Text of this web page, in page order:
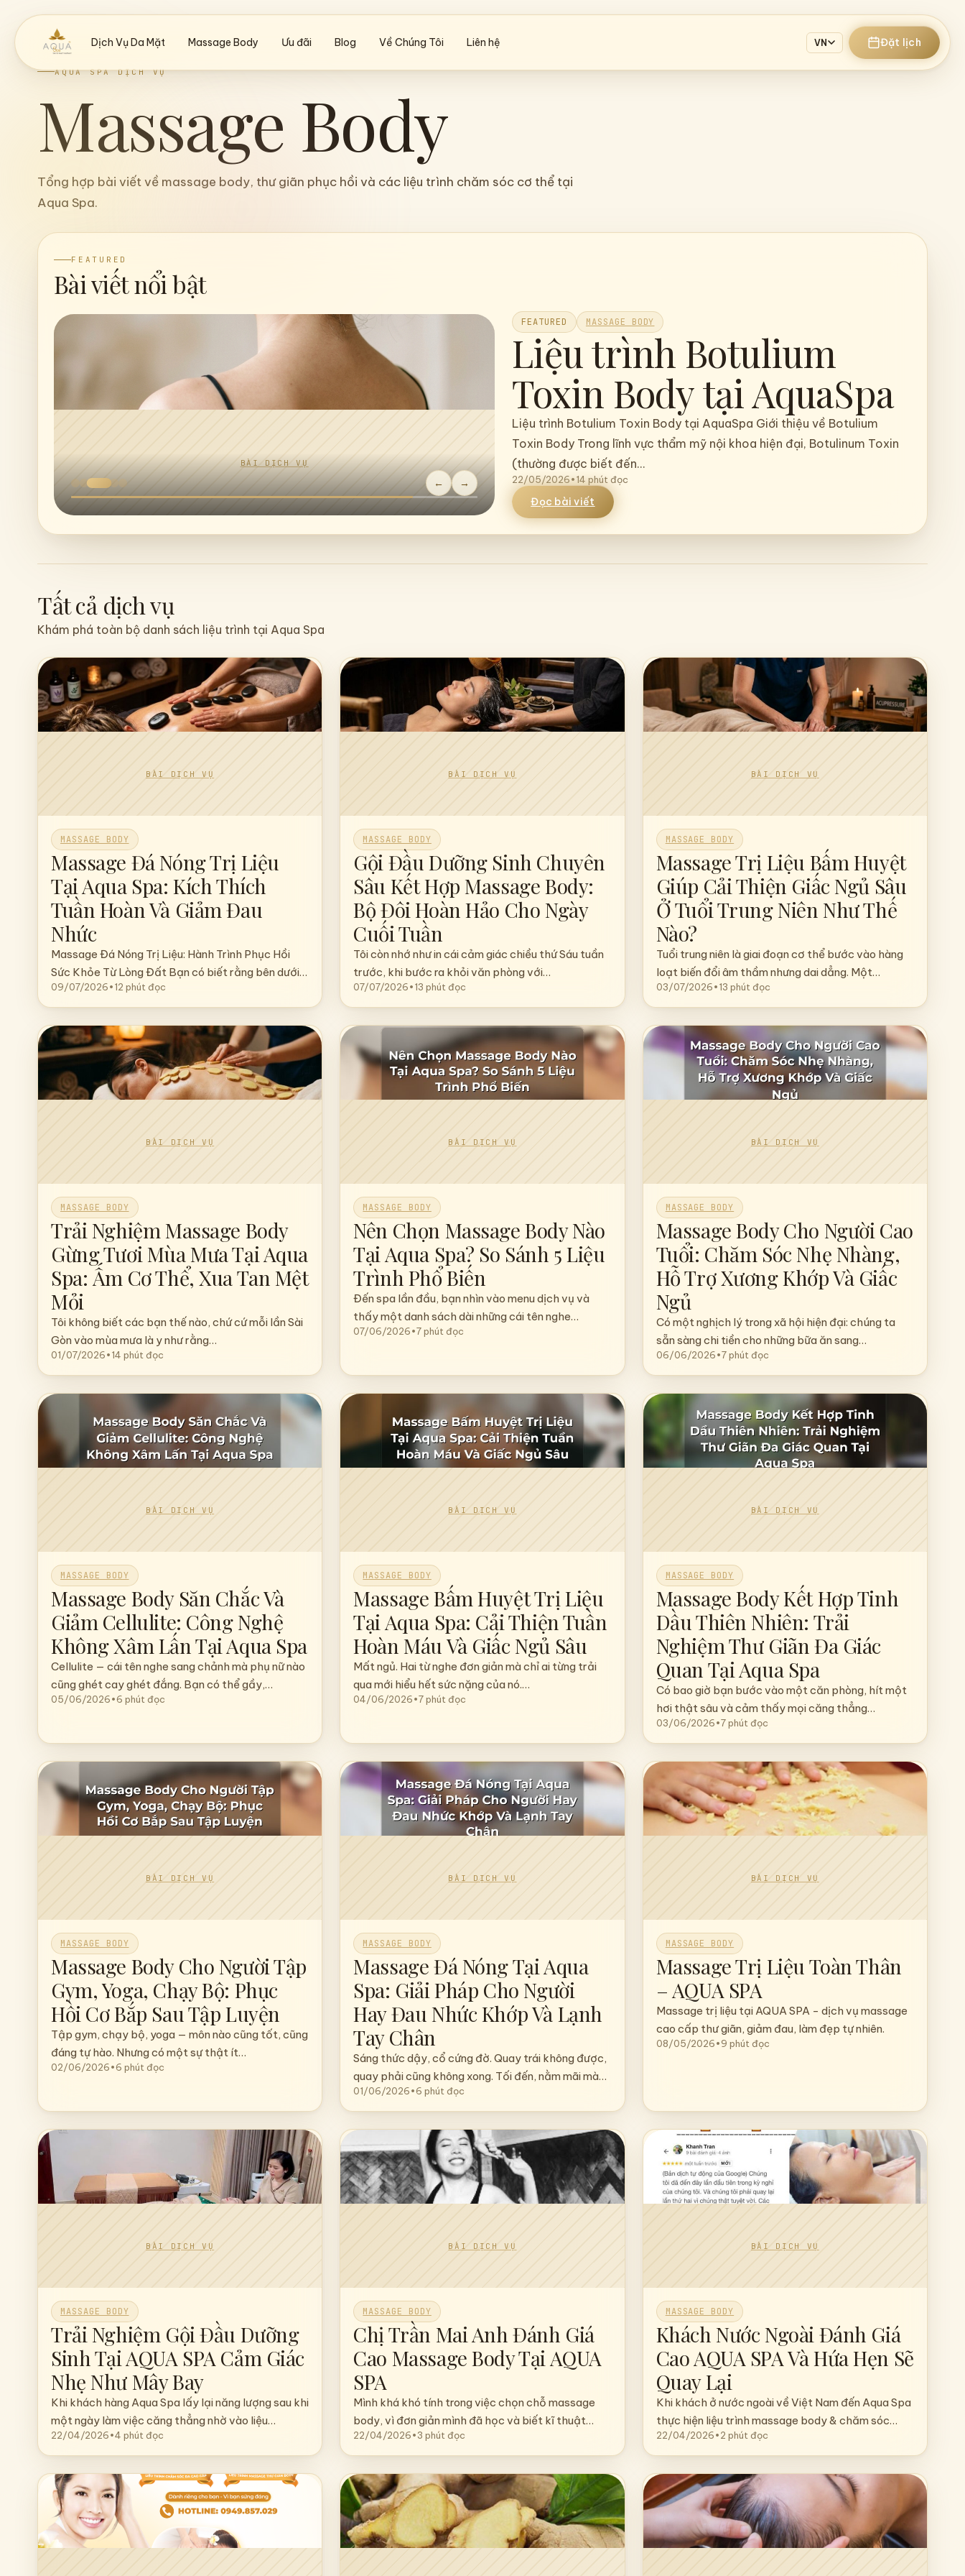
Dịch Vụ Da Mặt Massage Body Ưu đãi Blog Về Chúng Tôi Liên hệ VN Đặt lịch
AQUA SPA DỊCH VỤ
Massage Body
Tổng hợp bài viết về massage body, thư giãn phục hồi và các liệu trình chăm sóc cơ thể tại
Aqua Spa.
FEATURED
Bài viết nổi bật
← →
FEATURED MASSAGE BODY
Liệu Trình Triệt Lông
Công Nghệ Cao Tại
AquaSpa: Da Sáng Mịn
màng, Tự Tin Tỏa Sáng
Liệu Trình Triệt Lông Công Nghệ Cao Tại AquaSpa: Da Sáng Mịn màng,
Tự Tin Tỏa Sáng Giới Thiệu (Intro) Sở hữu một làn da cơ thể mịn…
Đọc bài viết
Tất cả dịch vụ
Khám phá toàn bộ danh sách liệu trình tại Aqua Spa
MASSAGE BODY
Massage Đá Nóng Trị Liệu
Tại Aqua Spa: Kích Thích
Tuần Hoàn Và Giảm Đau
Nhức
Sức Khỏe Từ Lòng Đất Bạn có biết rằng bên dưới…
09/07/2026•12 phút đọc
MASSAGE BODY
Gội Đầu Dưỡng Sinh Chuyên
Sâu Kết Hợp Massage Body:
Bộ Đôi Hoàn Hảo Cho Ngày
Cuối Tuần
trước, khi bước ra khỏi văn phòng với…
07/07/2026 13 phút đọc
MASSAGE BODY
Massage Trị Liệu Bấm Huyệt
Giúp Cải Thiện Giấc Ngủ Sâu
Ở Tuổi Trung Niên Như Thế
Nào?
loạt biến đổi âm thầm nhưng dai dẳng. Một…
03/07/2026•13 phút đọc
MASSAGE BODY
Trải Nghiệm Massage Body
Gừng Tươi Mùa Mưa Tại Aqua
Spa: Ấm Cơ Thể, Xua Tan Mệt
Mỏi
Gòn vào mùa mưa là y như rằng…
01/07/2026 14 phút đọc
MASSAGE BODY
Nên Chọn Massage Body Nào
Tại Aqua Spa? So Sánh 5 Liệu
Trình Phổ Biến
thấy một danh sách dài những cái tên nghe…
07/06/2026•7 phút đọc
MASSAGE BODY
Massage Body Cho Người Cao
Tuổi: Chăm Sóc Nhẹ Nhàng,
Hỗ Trợ Xương Khớp Và Giấc
Ngủ
sẵn sàng chi tiền cho những bữa ăn sang…
06/06/2026•7 phút đọc
MASSAGE BODY
Massage Body Săn Chắc Và
Giảm Cellulite: Công Nghệ
Không Xâm Lấn Tại Aqua Spa
cũng ghét cay ghét đắng. Bạn có thể gầy,…
05/06/2026•6 phút đọc
MASSAGE BODY
Massage Bấm Huyệt Trị Liệu
Tại Aqua Spa: Cải Thiện Tuần
Hoàn Máu Và Giấc Ngủ Sâu
qua mới hiểu hết sức nặng của nó.…
04/06/2026•7 phút đọc
MASSAGE BODY
Massage Body Kết Hợp Tinh
Dầu Thiên Nhiên: Trải
Nghiệm Thư Giãn Đa Giác
Quan Tại Aqua Spa
hơi thật sâu và cảm thấy mọi căng thẳng…
03/06/2026•7 phút đọc
MASSAGE BODY
Massage Body Cho Người Tập
Gym, Yoga, Chạy Bộ: Phục
Hồi Cơ Bắp Sau Tập Luyện
đáng tự hào. Nhưng có một sự thật ít…
02/06/2026•6 phút đọc
MASSAGE BODY
Massage Đá Nóng Tại Aqua
Spa: Giải Pháp Cho Người
Hay Đau Nhức Khớp Và Lạnh
Tay Chân
quay phải cũng không xong. Tối đến, nằm mãi mà…
01/06/2026•6 phút đọc
MASSAGE BODY
Massage Trị Liệu Toàn Thân
– AQUA SPA
MASSAGE BODY
Trải Nghiệm Gội Đầu Dưỡng
Sinh Tại AQUA SPA Cảm Giác
Nhẹ Như Mây Bay
một ngày làm việc căng thẳng nhờ vào liệu…
22/04/2026•4 phút đọc
Chị Trần Mai Anh Đánh Giá
Cao Massage Body Tại AQUA
SPA
body, vì đơn giản mình đã học và biết kĩ thuật…
22/04/2026•3 phút đọc
MASSAGE BODY
Khách Nước Ngoài Đánh Giá
Cao AQUA SPA Và Hứa Hẹn Sẽ
Quay Lại
thực hiện liệu trình massage body & chăm sóc…
22/04/2026•2 phút đọc